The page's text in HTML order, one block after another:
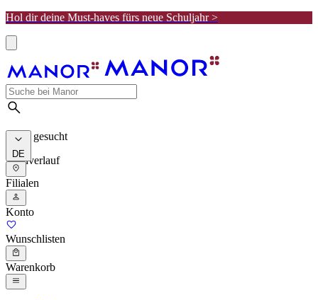
Hol dir deine Must-haves fürs neue Schuljahr >
Meist gesucht
Suchverlauf
DE
Filialen
Konto
Wunschlisten
Warenkorb